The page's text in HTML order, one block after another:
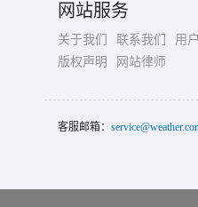
网站服务
关于我们 联系我们
用
版权声明
网站律师
客服邮箱：